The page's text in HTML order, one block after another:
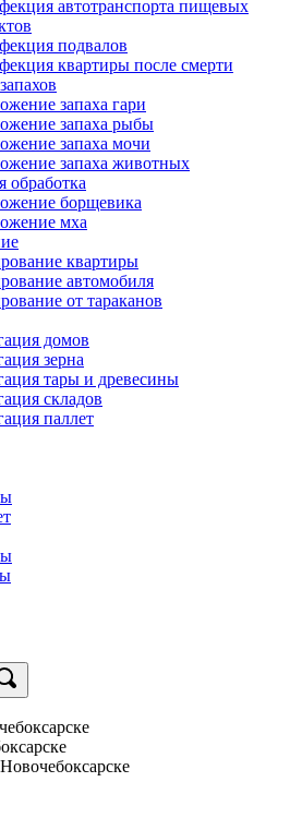
автотранспорта пищевых
подвалов
квартиры после смерти
запаха гари
запаха рыбы
запаха мочи
запаха животных
обработка
борщевика
мха
квартиры
автомобиля
от тараканов
домов
зерна
тары и древесины
складов
паллет